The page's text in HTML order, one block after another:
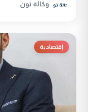
وكالة نون
إقتصادية